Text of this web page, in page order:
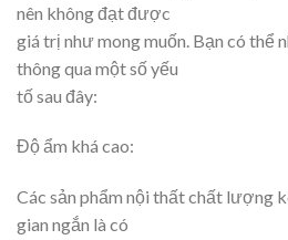
nên không đạt được
giá trị như mong muốn. Bạn có thể
thông qua một số yếu
tố sau đây:
Độ ẩm khá cao:
Các sản phẩm nội thất chất lượng
gian ngắn là có